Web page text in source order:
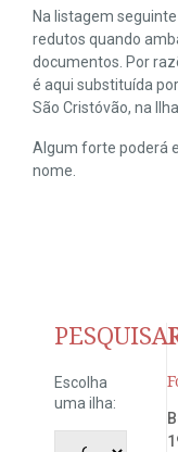
Na listagem
redutos quando
documentos. Por
é aqui substituída
São Cristóvão, na
Algum forte poderá
nome.
Escolha
uma ilha: